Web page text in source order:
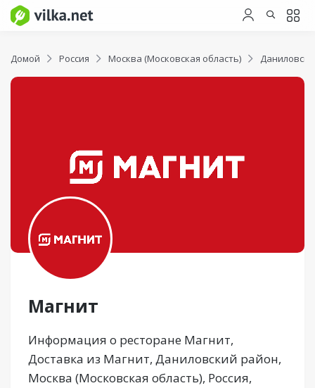
Домой Россия Москва (Московская область)
Магнит
Информация о ресторане Магнит,
Доставка из Магнит, Даниловский район,
Москва (Московская область), Россия,